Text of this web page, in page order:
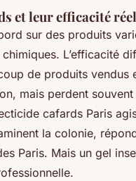
et leur efficacité
sur des produits
L’efficacité
de produits vendus
mais perdent
cafards Paris
la colonie,
Paris. Mais un gel